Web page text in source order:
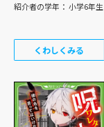
紹介者の学年： 小学6年生
くわしくみる